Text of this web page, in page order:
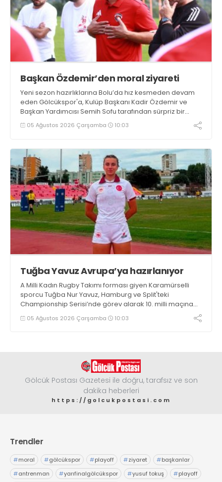
Başkan Özdemir’den moral ziyareti
Yeni sezon hazırlıklarına Bolu’da hız kesmeden devam
eden Gölcükspor'a, Kulüp Başkanı Kadir Özdemir ve
Başkan Yardımcısı Semih Sofu tarafından sürpriz bir
moral ziyareti gerçekleştirildi
05 Ağustos 2026 Çarşamba 10:03
Tuğba Yavuz Avrupa’ya hazırlanıyor
A Milli Kadın Rugby Takımı forması giyen Karamürselli
sporcu Tuğba Nur Yavuz, Hamburg ve Split'teki
Championship Serisi’nde görev alarak 10. milli maçına
çıkma eşiğini geride bıraktı
05 Ağustos 2026 Çarşamba 10:03
Gölcük Postası Gazetesi ile doğru, tarafsız ve son
dakika heberleri
https://golcukpostasi.com
Trendler
#moral #gölcükspor #playoff #ziyaret #başkanlar
#antrenman #yarıfinalgölcükspor #yusuf tokuş #playoff